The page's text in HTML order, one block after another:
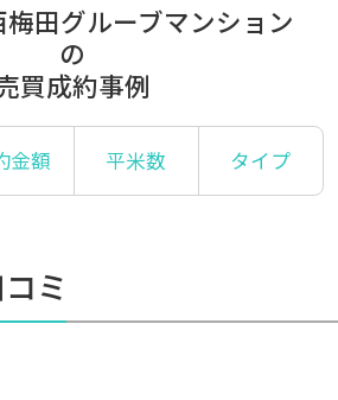
田グルーブマンション
の
買成約事例
金額 平米数 タイプ
ミ